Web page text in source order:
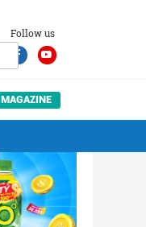
Follow us
MAGAZINE